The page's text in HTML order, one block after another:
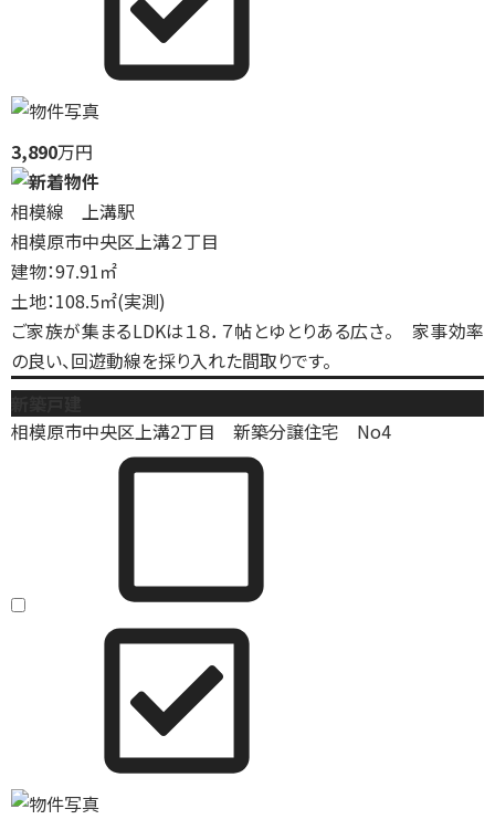
3,890万円
相模線 上溝駅
相模原市中央区上溝２丁目
建物：97.91㎡
土地：108.5㎡(実測)
ご家族が集まるLDKは１８．７帖とゆとりある広さ。 家事効率
の良い、回遊動線を採り入れた間取りです。
相模原市中央区上溝2丁目 新築分譲住宅 No4